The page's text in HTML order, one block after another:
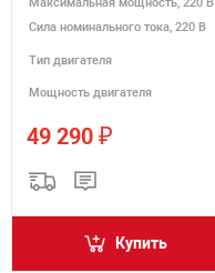
Сила номинального тока, 220 В
Тип двигателя
Мощность двигателя
49 290 ₽
Купить